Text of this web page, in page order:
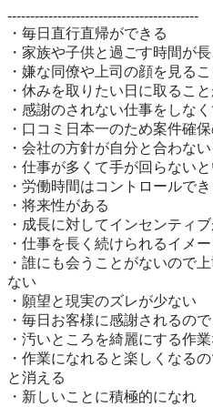
------------------------------------------
・毎日直行直帰ができる
・家族や子供と過ごす時間が
・嫌な同僚や上司の顔を見る
・休みを取りたい日に取るこ
・感謝のされない仕事をしな
・口コミ日本一のため案件確
・会社の方針が自分と合わな
・仕事が多くて手が回らない
・労働時間はコントロールでき
・将来性がある
・成長に対してインセンティ
・仕事を長く続けられるイメ
・誰にも会うことがないので
ない
・願望と現実のズレが少ない
・毎日お客様に感謝されるの
・汚いところを綺麗にする作
・作業になれると楽しくなる
と消える
・新しいことに積極的になれ